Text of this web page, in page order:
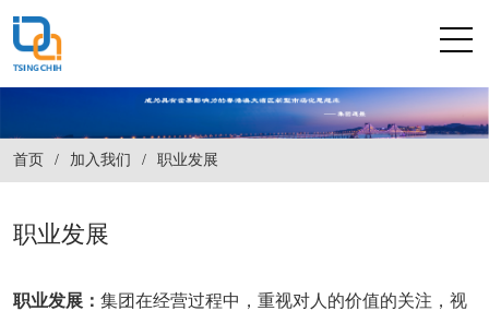
首页 / 加入我们 / 职业发展
职业发展
职业发展： 集团在经营过程中，重视对人的价值的关注，视